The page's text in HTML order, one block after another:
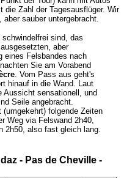
die Zahl der Tagesausflüger. Wir
sauber untergebracht.
sind, das
aber
eines Felsbandes nach
Sie am Vorabend
. Vom Pass aus geht's
hinauf in die Wand. Laut
Aussicht sensationell, und
Seile angebracht.
(umgekehrt) folgende Zeiten
Weg via Felswand 2h40,
2h50, also fast gleich lang.
- Pas de Cheville -